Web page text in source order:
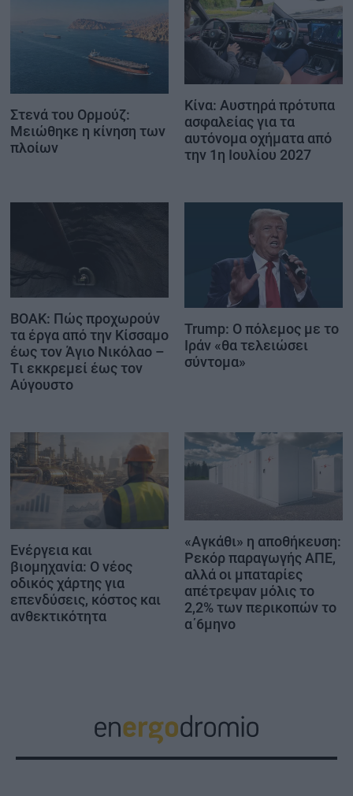
Στενά του Ορμούζ:
Μειώθηκε η κίνηση των
πλοίων
Κίνα: Αυστηρά πρότυπα
ασφαλείας για τα
αυτόνομα οχήματα από
την 1η Ιουλίου 2027
ΒΟΑΚ: Πώς προχωρούν
τα έργα από την Κίσσαμο
έως τον Άγιο Νικόλαο –
Tι εκκρεμεί έως τον
Αύγουστο
Trump: Ο πόλεμος με το
Ιράν «θα τελειώσει
σύντομα»
Ενέργεια και
βιομηχανία: Ο νέος
οδικός χάρτης για
επενδύσεις, κόστος και
ανθεκτικότητα
«Αγκάθι» η αποθήκευση:
Ρεκόρ παραγωγής ΑΠΕ,
αλλά οι μπαταρίες
απέτρεψαν μόλις το
2,2% των περικοπών το
α΄6μηνο